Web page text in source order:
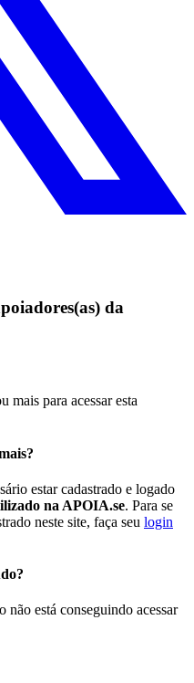
da
mais para acessar esta
estar cadastrado e logado
na APOIA.se. Para se
neste site, faça seu login
não está conseguindo acessar